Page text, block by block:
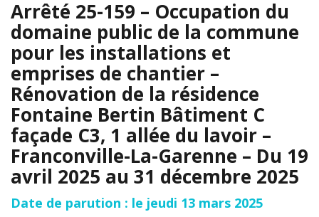
Arrêté 25-159 – Occupation du
domaine public de la commune
pour les installations et
emprises de chantier –
Rénovation de la résidence
Fontaine Bertin Bâtiment C
façade C3, 1 allée du lavoir –
Franconville-La-Garenne – Du 19
avril 2025 au 31 décembre 2025
Date de parution : le jeudi 13 mars 2025